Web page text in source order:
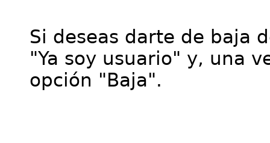
Si deseas darte de baja
"Ya soy usuario" y, una
opción "Baja".